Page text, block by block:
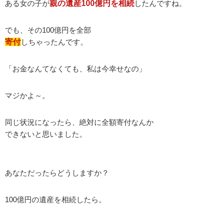
ある女の子が親の遺産100億円を相続したんですね。
でも、その100億円を全部
寄付しちゃったんです。
「お金なんてなくても、私は今幸せなの」
マジかよ～。
同じ状況になったら、絶対に全額寄付なんか
できないと思いました。
あなただったらどうしますか？
100億円の遺産を相続したら。